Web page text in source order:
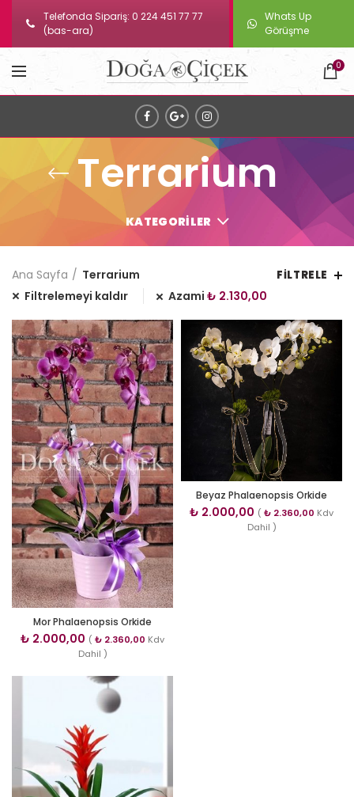
Telefonda Sipariş: 0 224 451 77 77
(bas-ara)
Whats Up
Görüşme
0
Terrarium
KATEGORILER
Ana Sayfa Terrarium FILTRELE
Filtrelemeyi kaldır Azami ₺ 2.130,00
Mor Phalaenopsis Orkide
₺ 2.000,00 ( ₺ 2.360,00 Kdv
Dahil )
Beyaz Phalaenopsis Orkide
₺ 2.000,00 ( ₺ 2.360,00 Kdv
Dahil )